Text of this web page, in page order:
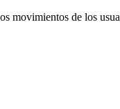
movimientos de los